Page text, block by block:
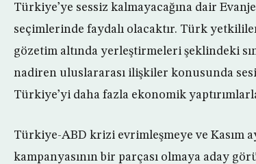
Türkiye’ye sessiz kalmayacağına dair
seçimlerinde faydalı olacaktır. Türk
gözetim altında yerleştirmeleri şeklindeki
nadiren uluslararası ilişkiler konusunda
Türkiye’yi daha fazla ekonomik
Türkiye-ABD krizi evrimleşmeye ve Kasım
kampanyasının bir parçası olmaya aday